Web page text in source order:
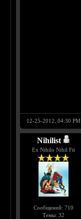
12-25-2012, 04:30 PM
Nihilist
Ex Nihilo Nihil Fit
Сообщений: 710
Темы: 32